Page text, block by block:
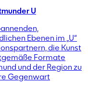
U
Ebenen im „U“
die Kunst
Formate
und der Region zu
Gegenwart